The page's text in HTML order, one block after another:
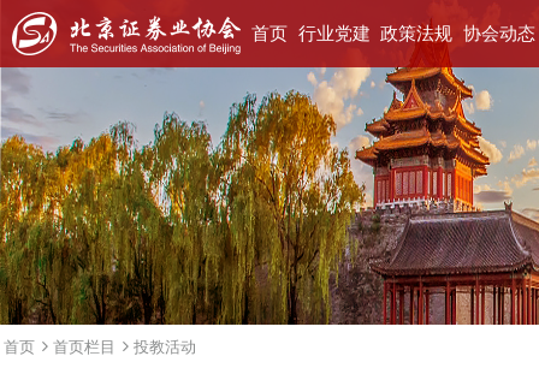
首页 行业党建 政策法规 协会动态
首页 首页栏目 投教活动